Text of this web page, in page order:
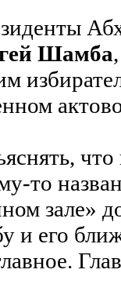
Шамба
то
зале»
и его